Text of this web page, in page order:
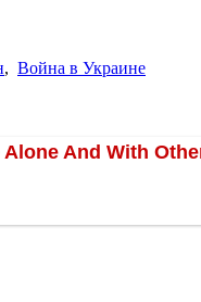
, Война в Украине